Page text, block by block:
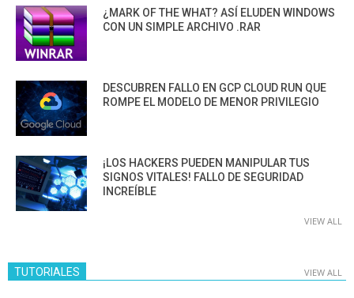
¿MARK OF THE WHAT? ASÍ ELUDEN WINDOWS
CON UN SIMPLE ARCHIVO .RAR
DESCUBREN FALLO EN GCP CLOUD RUN QUE
ROMPE EL MODELO DE MENOR PRIVILEGIO
¡LOS HACKERS PUEDEN MANIPULAR TUS
SIGNOS VITALES! FALLO DE SEGURIDAD
INCREÍBLE
VIEW ALL
TUTORIALES VIEW ALL